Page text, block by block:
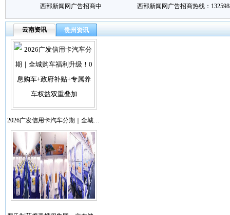
西部新闻网广告招商中 西部新闻网广告招商热线：
云南资讯 贵州资讯
2026广发信用卡汽车分期｜全城…